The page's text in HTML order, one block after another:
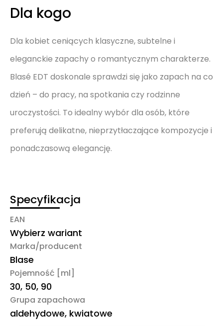
Dla kogo
Dla kobiet ceniących klasyczne, subtelne i
eleganckie zapachy o romantycznym charakterze.
Blasé EDT doskonale sprawdzi się jako zapach na co
dzień – do pracy, na spotkania czy rodzinne
uroczystości. To idealny wybór dla osób, które
preferują delikatne, nieprzytłaczające kompozycje i
ponadczasową elegancję.
Specyfikacja
EAN
Wybierz wariant
Marka/producent
Blase
Pojemność [ml]
30, 50, 90
Grupa zapachowa
aldehydowe, kwiatowe